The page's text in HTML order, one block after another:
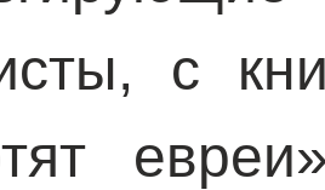
с